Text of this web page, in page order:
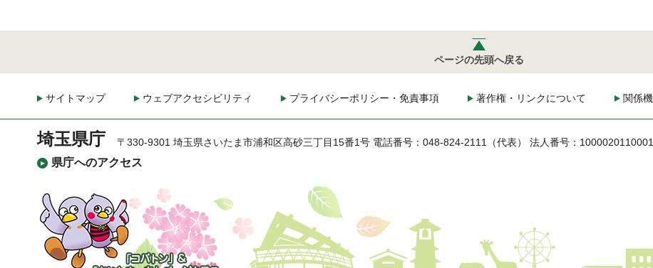
ページの先頭へ戻る
サイトマップ ウェブアクセシビリティ プライバシーポリシー・免責事項 著作権・リンクについて 関係
埼玉県庁
県庁へのアクセス
〒330-9301 埼玉県さいたま市浦和区高砂三丁目15番1号 電話番号：048-824-2111（代表） 法人番号：1000020110001
「コバトン」&「さいた